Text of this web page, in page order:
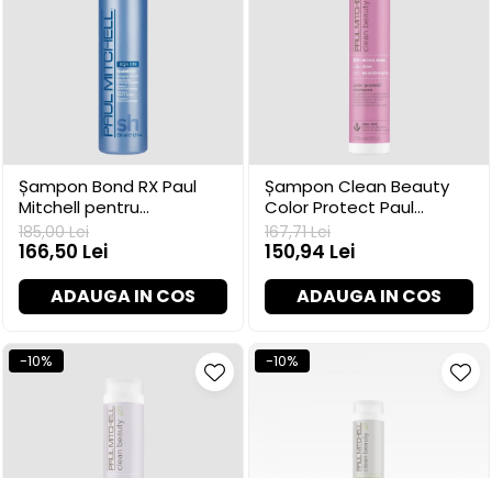
Șampon Bond RX Paul
Mitchell pentru
fortificare, 250 ml
185,00 Lei
166,50 Lei
ADAUGA IN COS
Șampon Clean Beauty
Color Protect Paul
Mitchell, 250 ml
167,71 Lei
150,94 Lei
ADAUGA IN COS
-10% -10%